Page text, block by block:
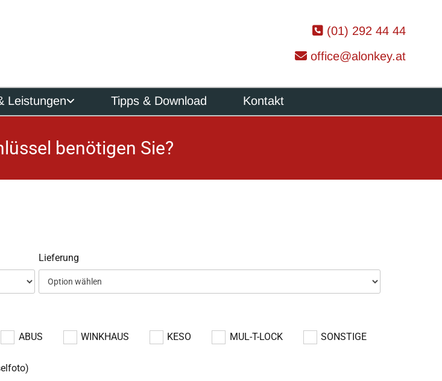
 (01) 292 44 44
 office@alonkey.at
Leistungen Tipps & Download Kontakt
benötigen Sie?
Lieferung
ABUS WINKHAUS KESO MUL-T-LOCK SONSTIGE